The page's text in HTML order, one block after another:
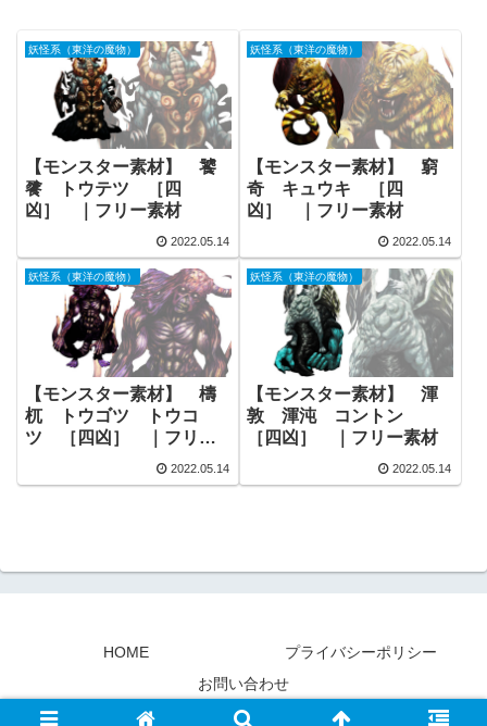
妖怪系（東洋の魔物）
【モンスター素材】 饕
餮 トウテツ ［四
凶］ ｜フリー素材
2022.05.14
妖怪系（東洋の魔物）
【モンスター素材】 窮
奇 キュウキ ［四
凶］ ｜フリー素材
2022.05.14
妖怪系（東洋の魔物）
【モンスター素材】 檮
杌 トウゴツ トウコ
ツ ［四凶］ ｜フリー
2022.05.14
妖怪系（東洋の魔物）
【モンスター素材】 渾
敦 渾沌 コントン
［四凶］ ｜フリー素材
2022.05.14
HOME
プライバシーポリシー
お問い合わせ
© 2022 素材屋『氏』.